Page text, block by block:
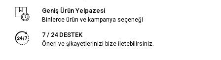
Geniş Ürün Yelpazesi
Binlerce ürün ve kampanya seçeneği
7 / 24 DESTEK
Öneri ve şikayetlerinizi bize iletebilirsiniz.